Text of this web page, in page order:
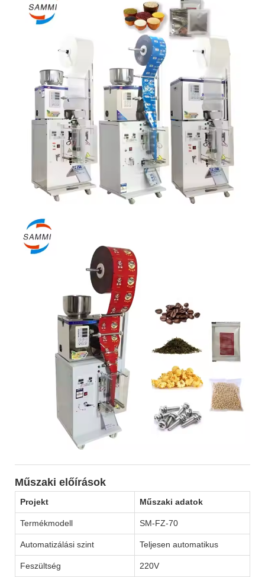
Műszaki előírások
Projekt Műszaki adatok
Termékmodell SM-FZ-70
Automatizálási szint Teljesen automatikus
Feszültség 220V